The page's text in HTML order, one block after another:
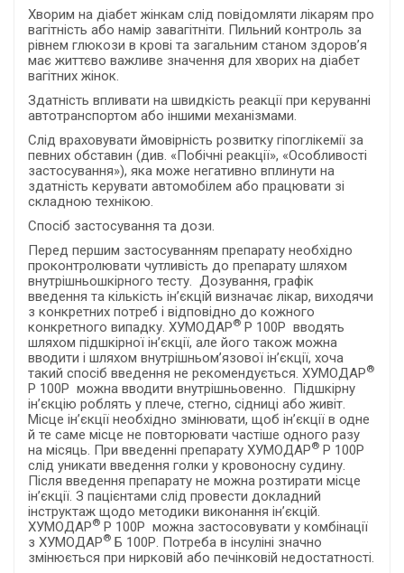
Хворим на діабет жінкам слід повідомляти лікарям про
вагітність або намір завагітніти. Пильний контроль за
рівнем глюкози в крові та загальним станом здоров’я
має життєво важливе значення для хворих на діабет
вагітних жінок.
Здатність впливати на швидкість реакції при керуванні
автотранспортом або іншими механізмами.
Слід враховувати ймовірність розвитку гіпоглікемії за
певних обставин (див. «Побічні реакції», «Особливості
застосування»), яка може негативно вплинути на
здатність керувати автомобілем або працювати зі
складною технікою.
Спосіб застосування та дози.
Перед першим застосуванням препарату необхідно
проконтролювати чутливість до препарату шляхом
внутрішньошкірного тесту. Дозування, графік
введення та кількість ін’єкцій визначає лікар, виходячи
з конкретних потреб і відповідно до кожного
конкретного випадку. ХУМОДАР® Р 100Р вводять
шляхом підшкірної ін’єкції, але його також можна
вводити і шляхом внутрішньом’язової ін’єкції, хоча
такий спосіб введення не рекомендується. ХУМОДАР®
Р 100Р можна вводити внутрішньовенно. Підшкірну
ін’єкцію роблять у плече, стегно, сідниці або живіт.
Місце ін’єкції необхідно змінювати, щоб ін’єкції в одне
й те саме місце не повторювати частіше одного разу
на місяць. При введенні препарату ХУМОДАР® Р 100Р
слід уникати введення голки у кровоносну судину.
Після введення препарату не можна розтирати місце
ін’єкції. З пацієнтами слід провести докладний
інструктаж щодо методики виконання ін’єкцій.
ХУМОДАР® Р 100Р можна застосовувати у комбінації
з ХУМОДАР® Б 100Р. Потреба в інсуліні значно
змінюється при нирковій або печінковій недостатності.